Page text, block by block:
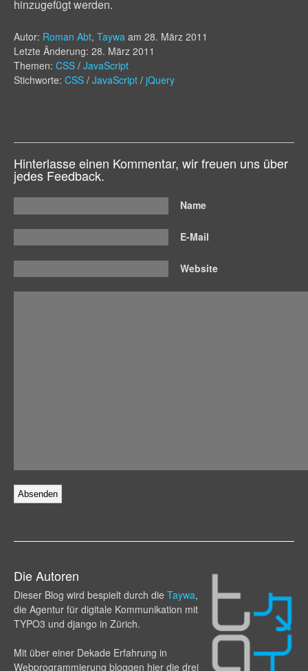
hinzugefügt werden.
Autor: Roman Abt, Taywa am 28. März 2011
Letzte Änderung: 28. März 2011
Themen: CSS / JavaScript
Stichworte: CSS / JavaScript / jQuery
Hinterlasse einen Kommentar, wir freuen uns über
jedes Feedback.
Name
E-Mail
Website
Die Autoren
Dieser Blog wird bespielt durch die Taywa,
die Agentur für digitale Kommunikation mit
TYPO3 und django in Zürich.
Mit über einer Dekade Erfahrung in
Webprogram­mierung bloggen hier die drei